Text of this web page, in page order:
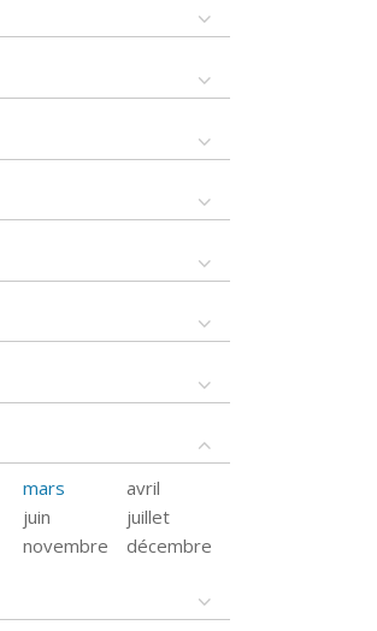
mars
avril
juin
juillet
novembre décembre